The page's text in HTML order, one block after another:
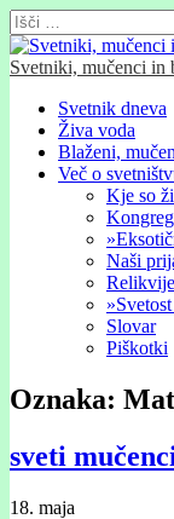
Išči:
Svetniki, mučenci in
Glavni
meni
Skip
content
Svetnik dneva
Živa voda
Blaženi,
Več o
Kje so
Naši
Slovar
Piškotki
Oznaka:
sveti
18. maja